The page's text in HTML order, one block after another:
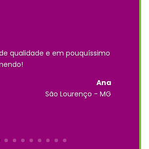
qualidade e em pouquíssimo
Ana
São Lourenço - MG